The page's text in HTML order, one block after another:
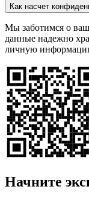
Как насчет
Мы заботимся о
данные надежно
личную
Начните